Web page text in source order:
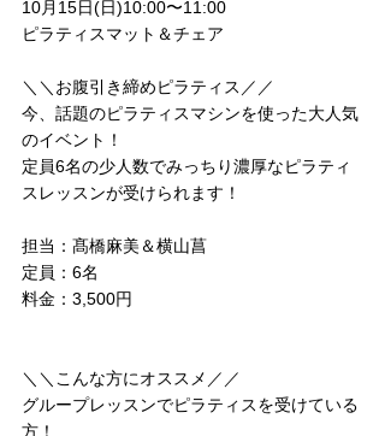
10月15日(日)10:00〜11:00
ピラティスマット＆チェア
＼＼お腹引き締めピラティス／／
今、話題のピラティスマシンを使った大人気
のイベント！
定員6名の少人数でみっちり濃厚なピラティ
スレッスンが受けられます！
担当：髙橋麻美＆横山菖
定員：6名
料金：3,500円
＼＼こんな方にオススメ／／
グループレッスンでピラティスを受けている
方！